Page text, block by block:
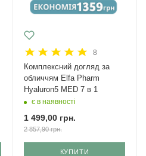
8
Комплексний догляд за
обличчям Elfa Pharm
Hyaluron5 MED 7 в 1
є в наявності
1 499,00 грн.
2 857,90грн.
КУПИТИ